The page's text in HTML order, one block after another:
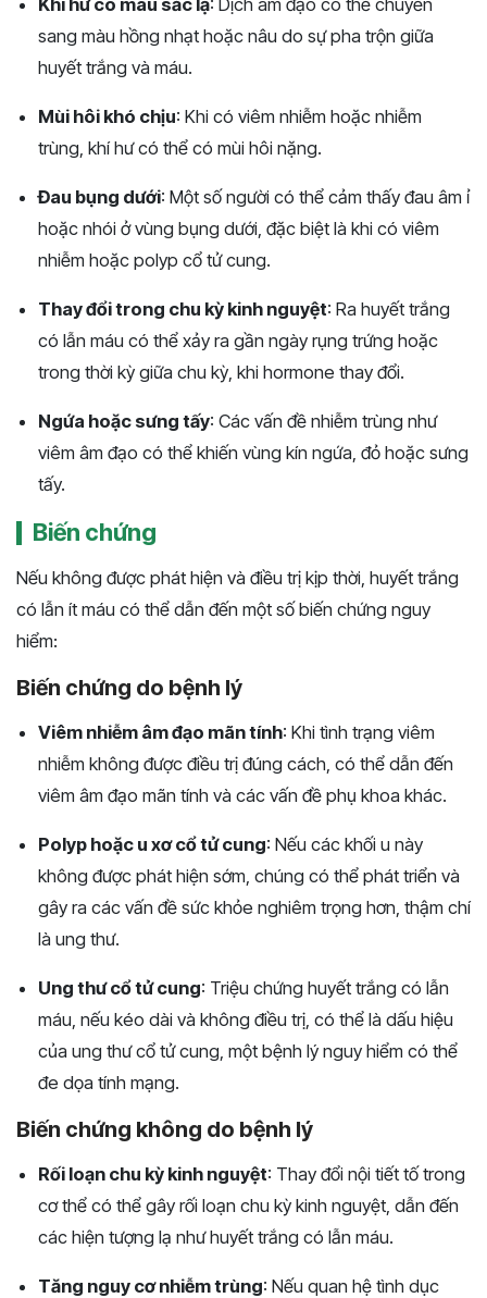
sang màu hồng nhạt hoặc nâu do sự pha trộn giữa
huyết trắng và máu.
Mùi hôi khó chịu: Khi có viêm nhiễm hoặc nhiễm
trùng, khí hư có thể có mùi hôi nặng.
Đau bụng dưới: Một số người có thể cảm thấy đau âm ỉ
hoặc nhói ở vùng bụng dưới, đặc biệt là khi có viêm
nhiễm hoặc polyp cổ tử cung.
Thay đổi trong chu kỳ kinh nguyệt: Ra huyết trắng
có lẫn máu có thể xảy ra gần ngày rụng trứng hoặc
trong thời kỳ giữa chu kỳ, khi hormone thay đổi.
Ngứa hoặc sưng tấy: Các vấn đề nhiễm trùng như
viêm âm đạo có thể khiến vùng kín ngứa, đỏ hoặc sưng
tấy.
Biến chứng
Nếu không được phát hiện và điều trị kịp thời, huyết trắng
có lẫn ít máu có thể dẫn đến một số biến chứng nguy
hiểm:
Biến chứng do bệnh lý
Viêm nhiễm âm đạo mãn tính: Khi tình trạng viêm
nhiễm không được điều trị đúng cách, có thể dẫn đến
viêm âm đạo mãn tính và các vấn đề phụ khoa khác.
Polyp hoặc u xơ cổ tử cung: Nếu các khối u này
không được phát hiện sớm, chúng có thể phát triển và
gây ra các vấn đề sức khỏe nghiêm trọng hơn, thậm chí
là ung thư.
Ung thư cổ tử cung: Triệu chứng huyết trắng có lẫn
máu, nếu kéo dài và không điều trị, có thể là dấu hiệu
của ung thư cổ tử cung, một bệnh lý nguy hiểm có thể
đe dọa tính mạng.
Biến chứng không do bệnh lý
Rối loạn chu kỳ kinh nguyệt: Thay đổi nội tiết tố trong
cơ thể có thể gây rối loạn chu kỳ kinh nguyệt, dẫn đến
các hiện tượng lạ như huyết trắng có lẫn máu.
Tăng nguy cơ nhiễm trùng: Nếu quan hệ tình dục